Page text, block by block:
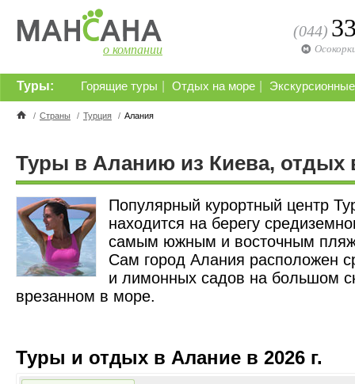
о компании
(044)
Горящие туры Отдых на море
Туры:
/ Страны / Турция / Алания
Туры в Аланию из Киева, отдых
Популярный курортный центр
находится на берегу
самым южным и восточным
Сам город Алания расположен
и лимонных садов на большом
врезанном в море.
Туры и отдых в Алание в 2026 г.